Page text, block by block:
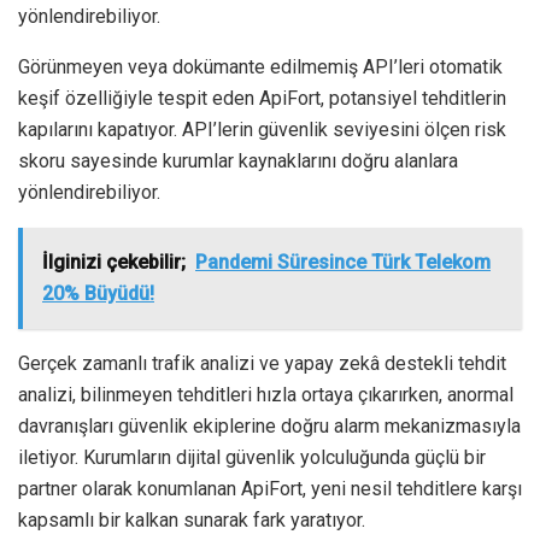
yönlendirebiliyor.
Görünmeyen veya dokümante edilmemiş API’leri otomatik
keşif özelliğiyle tespit eden ApiFort, potansiyel tehditlerin
kapılarını kapatıyor. API’lerin güvenlik seviyesini ölçen risk
skoru sayesinde kurumlar kaynaklarını doğru alanlara
yönlendirebiliyor.
İlginizi çekebilir; Pandemi Süresince Türk Telekom
20% Büyüdü!
Gerçek zamanlı trafik analizi ve yapay zekâ destekli tehdit
analizi, bilinmeyen tehditleri hızla ortaya çıkarırken, anormal
davranışları güvenlik ekiplerine doğru alarm mekanizmasıyla
iletiyor. Kurumların dijital güvenlik yolculuğunda güçlü bir
partner olarak konumlanan ApiFort, yeni nesil tehditlere karşı
kapsamlı bir kalkan sunarak fark yaratıyor.